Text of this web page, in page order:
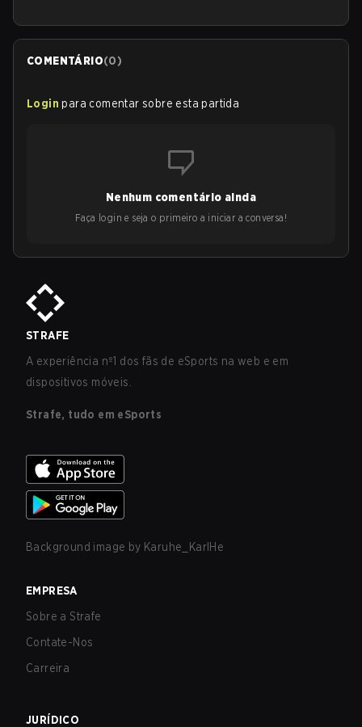
COMENTÁRIO(0)
Login para comentar sobre esta partida
Nenhum comentário ainda
Faça login e seja o primeiro a iniciar a conversa!
STRAFE
A experiência nº1 dos fãs de eSports na web e em
dispositivos móveis.
Strafe, tudo em eSports
Background image by Karuhe_KarlHe
EMPRESA
Sobre a Strafe
Contate-Nos
Carreira
JURÍDICO